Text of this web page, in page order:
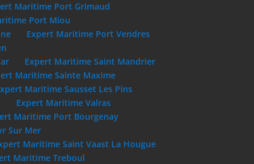
Maritime Port Grimaud
Port Miou
Expert Maritime Port Vendres
Expert Maritime Saint Mandrier
Maritime Sainte Maxime
Maritime Sausset Les Pins
Expert Maritime Valras
Maritime Port Bourgenay
Sur Mer
Maritime Saint Vaast La Hougue
Maritime Treboul